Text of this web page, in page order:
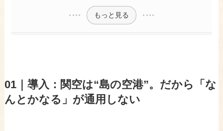
もっと見る
01｜導入：関空は“島の空港”。だから「な
んとかなる」が通用しない